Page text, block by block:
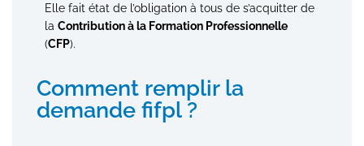
Elle fait état de l’obligation à tous de s’acquitter de
la Contribution à la Formation Professionnelle
(CFP).
Comment remplir la
demande fifpl ?